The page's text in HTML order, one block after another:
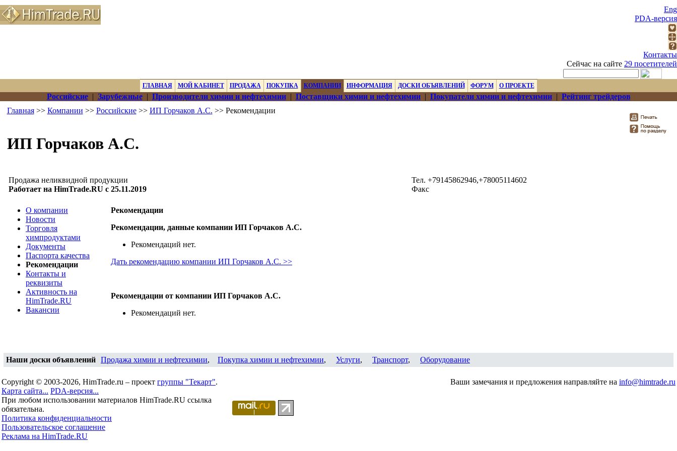
Eng
PDA-версия
Контакты
Сейчас на сайте 29 посетителей
ГЛАВНАЯ МОЙ КАБИНЕТ ПРОДАЖА ПОКУПКА КОМПАНИИ ИНФОРМАЦИЯ ДОСКИ ОБЪЯВЛЕНИЙ ФОРУМ О ПРОЕКТЕ
Российские| Зарубежные| Производители химии и нефтехимии| Поставщики химии и нефтехимии| Покупатели химии и нефтехимии| Рейтинг трейдеров
Главная>> Компании >> Российские>> ИП Горчаков А.С. >> Рекомендации
ИП Горчаков А.С.
Продажа неликвидной продукции
Работает на HimTrade.RU с 25.11.2019
Тел. +79145862946,+78005114602
Факс
О компании
Новости
Торговля
химпродуктами
Документы
Паспорта качества
Рекомендации
Контакты и
реквизиты
Активность на
HimTrade.RU
Вакансии
Рекомендации
Рекомендации, данные компании ИП Горчаков А.С.
Рекомендаций нет.
Дать рекомендацию компании ИП Горчаков А.С. >>
Рекомендации от компании ИП Горчаков А.С.
Рекомендаций нет.
Наши доски объявлений Продажа химии и нефтехимии, Покупка химии и нефтехимии, Услуги, Транспорт, Оборудование
Copyright © 2003-2026, HimTrade.ru – проект группы "Текарт".
Карта сайта... PDA-версия...
При любом использовании материалов HimTrade.RU ссылка
обязательна.
Политика конфиденциальности
Пользовательское соглашение
Реклама на HimTrade.RU
Ваши замечания и предложения направляйте на info@himtrade.ru